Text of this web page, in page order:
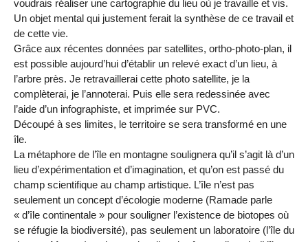
voudrais réaliser une cartographie du lieu où je travaille et vis.
Un objet mental qui justement ferait la synthèse de ce travail et
de cette vie.
Grâce aux récentes données par satellites, ortho-photo-plan, il
est possible aujourd’hui d’établir un relevé exact d’un lieu, à
l’arbre près. Je retravaillerai cette photo satellite, je la
complèterai, je l’annoterai. Puis elle sera redessinée avec
l’aide d’un infographiste, et imprimée sur PVC.
Découpé à ses limites, le territoire se sera transformé en une
île.
La métaphore de l’île en montagne soulignera qu’il s’agit là d’un
lieu d’expérimentation et d’imagination, et qu’on est passé du
champ scientifique au champ artistique. L’île n’est pas
seulement un concept d’écologie moderne (Ramade parle
« d’île continentale » pour souligner l’existence de biotopes où
se réfugie la biodiversité), pas seulement un laboratoire (l’île du